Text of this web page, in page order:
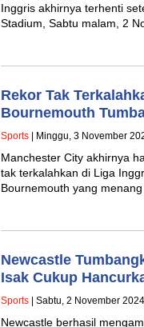
Inggris akhirnya terhenti
Stadium, Sabtu malam, 2
Rekor Tak
Bournemouth
Sports | Minggu, 3 November
Manchester City akhirnya
tak terkalahkan di Liga
Bournemouth yang
Newcastle
Isak Cukup
Sports | Sabtu, 2 November
Newcastle berhasil